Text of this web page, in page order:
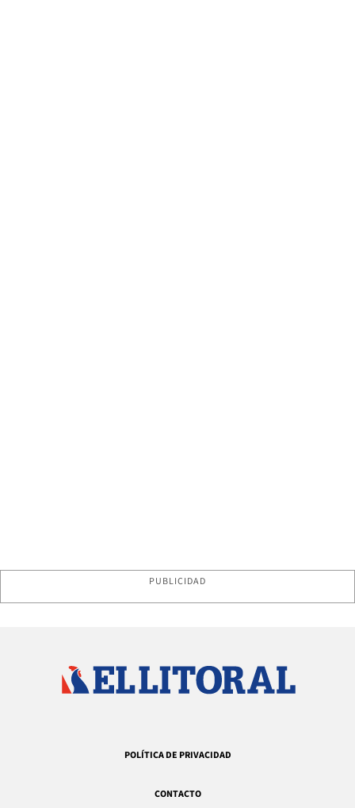
PUBLICIDAD
POLÍTICA DE PRIVACIDAD
CONTACTO